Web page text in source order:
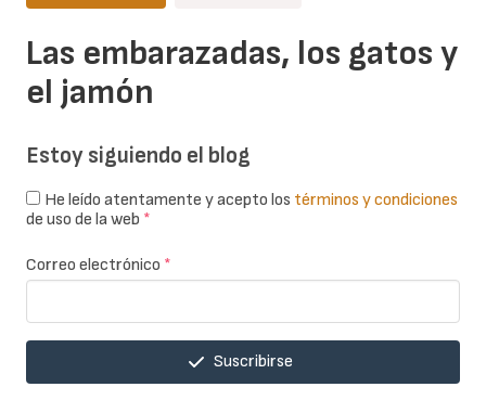
Las embarazadas, los gatos y
el jamón
Estoy siguiendo el blog
He leído atentamente y acepto los términos y condiciones
de uso de la web *
Correo electrónico *
Suscribirse